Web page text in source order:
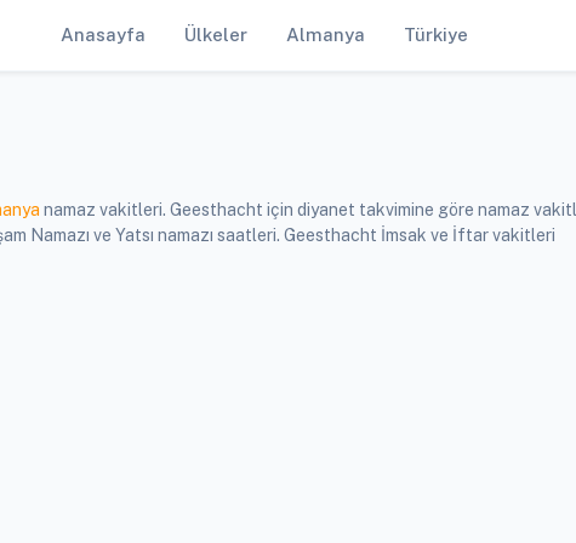
Anasayfa Ülkeler Almanya Türkiye
namaz vakitleri. Geesthacht için diyanet takvimine göre namaz
Namazı ve Yatsı namazı saatleri. Geesthacht İmsak ve İftar vakitleri